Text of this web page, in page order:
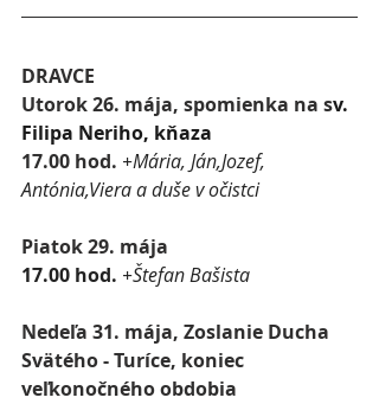
DRAVCE
Utorok 26. mája, spomienka na sv.
Filipa Neriho, kňaza
17.00 hod. +Mária, Ján,Jozef,
Antónia,Viera a duše v očistci
Piatok 29. mája
17.00 hod. +Štefan Bašista
Nedeľa 31. mája, Zoslanie Ducha
Svätého - Turíce, koniec
veľkonočného obdobia